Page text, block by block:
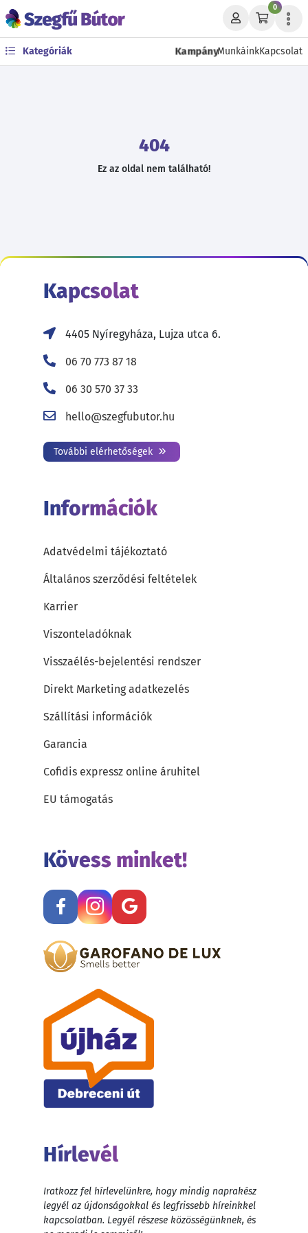
0
Kategóriák KampányMunkáinkKapcsolat
404
Ez az oldal nem található!
Kapcsolat
4405 Nyíregyháza, Lujza utca 6.
06 70 773 87 18
06 30 570 37 33
hello@szegfubutor.hu
További elérhetőségek
Információk
Adatvédelmi tájékoztató
Általános szerződési feltételek
Karrier
Viszonteladóknak
Visszaélés-bejelentési rendszer
Direkt Marketing adatkezelés
Szállítási információk
Garancia
Cofidis expressz online áruhitel
EU támogatás
Kövess minket!
Hírlevél
Iratkozz fel hírlevelünkre, hogy mindig naprakész
legyél az újdonságokkal és legfrissebb híreinkkel
kapcsolatban. Legyél részese közösségünknek, és